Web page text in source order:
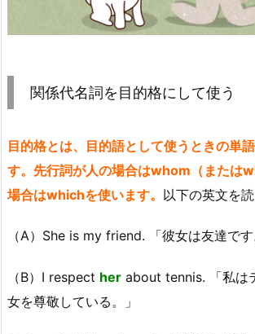
関係代名詞を目的格にして使う
目的格とは、目的語として使うときの単
す。先行詞が人の場合はwhom（または
場合はwhichを使います。 以下の英文を読
（A）She is my friend. 「彼女は友達です
（B）I respect her about tennis. 「私は
女を尊敬している。」